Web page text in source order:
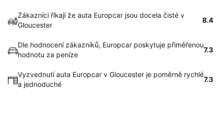
Zákazníci říkají že auta Europcar jsou docela čisté v
Gloucester
8.4
Dle hodnocení zákazníků, Europcar poskytuje přiměřenou
hodnotu za peníze
7.3
Vyzvednutí auta Europcar v Gloucester je poměrně rychlé
a jednoduché
7.3